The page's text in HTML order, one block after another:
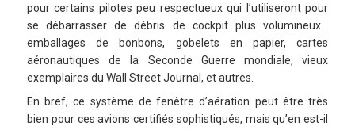
pour certains pilotes peu respectueux qui l’utiliseront pour
se débarrasser de débris de cockpit plus volumineux…
emballages de bonbons, gobelets en papier, cartes
aéronautiques de la Seconde Guerre mondiale, vieux
exemplaires du Wall Street Journal, et autres.
En bref, ce système de fenêtre d’aération peut être très
bien pour ces avions certifiés sophistiqués, mais qu’en est-il